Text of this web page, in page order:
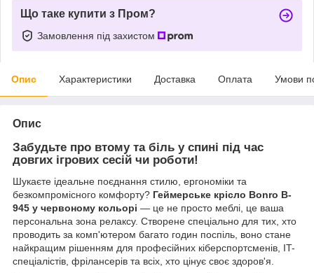
Що таке купити з Пром?
Замовлення під захистом
Опис Характеристики Доставка Оплата Умови
Опис
Забудьте про втому та біль у спині під час
довгих ігрових сесій чи роботи!
Шукаєте ідеальне поєднання стилю, ергономіки та
безкомпромісного комфорту? Геймерське крісло Bonro B-
945 у червоному кольорі — це не просто меблі, це ваша
персональна зона релаксу. Створене спеціально для тих, хто
проводить за комп'ютером багато годин поспіль, воно стане
найкращим рішенням для професійних кіберспортсменів, IT-
спеціалістів, фрілансерів та всіх, хто цінує своє здоров'я.